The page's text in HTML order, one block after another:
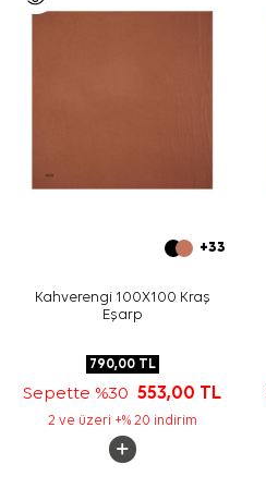
+33
Kahverengi 100X100 Kraş
Eşarp
790,00TL
Sepette %30 553,00 TL
2 ve üzeri +% 20 indirim